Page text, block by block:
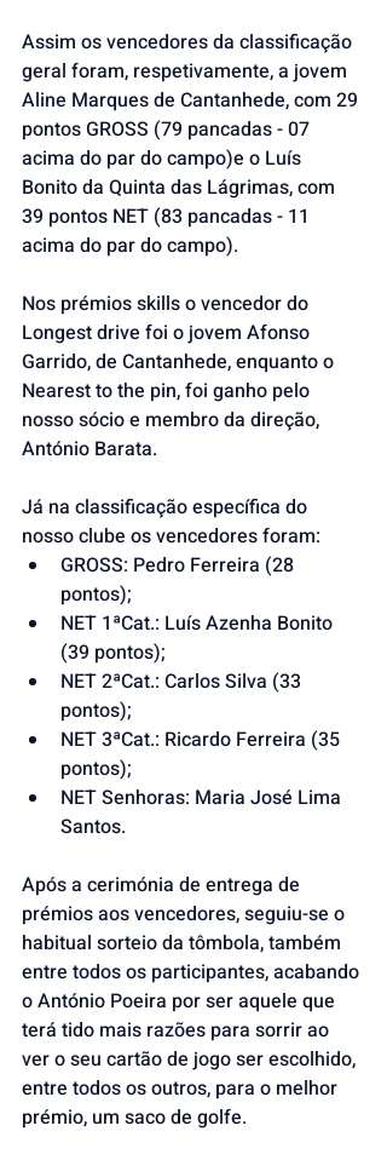
Assim os vencedores da classificação
geral foram, respetivamente, a jovem
Aline Marques de Cantanhede, com 29
pontos GROSS (79 pancadas - 07
acima do par do campo)e o Luís
Bonito da Quinta das Lágrimas, com
39 pontos NET (83 pancadas - 11
acima do par do campo).
Nos prémios skills o vencedor do
Longest drive foi o jovem Afonso
Garrido, de Cantanhede, enquanto o
Nearest to the pin, foi ganho pelo
nosso sócio e membro da direção,
António Barata.
Já na classificação específica do
nosso clube os vencedores foram:
GROSS: Pedro Ferreira (28
pontos);
NET 1ªCat.: Luís Azenha Bonito
(39 pontos);
NET 2ªCat.: Carlos Silva (33
pontos);
NET 3ªCat.: Ricardo Ferreira (35
pontos);
NET Senhoras: Maria José Lima
Santos.
Após a cerimónia de entrega de
prémios aos vencedores, seguiu-se o
habitual sorteio da tômbola, também
entre todos os participantes, acabando
o António Poeira por ser aquele que
terá tido mais razões para sorrir ao
ver o seu cartão de jogo ser escolhido,
entre todos os outros, para o melhor
prémio, um saco de golfe.